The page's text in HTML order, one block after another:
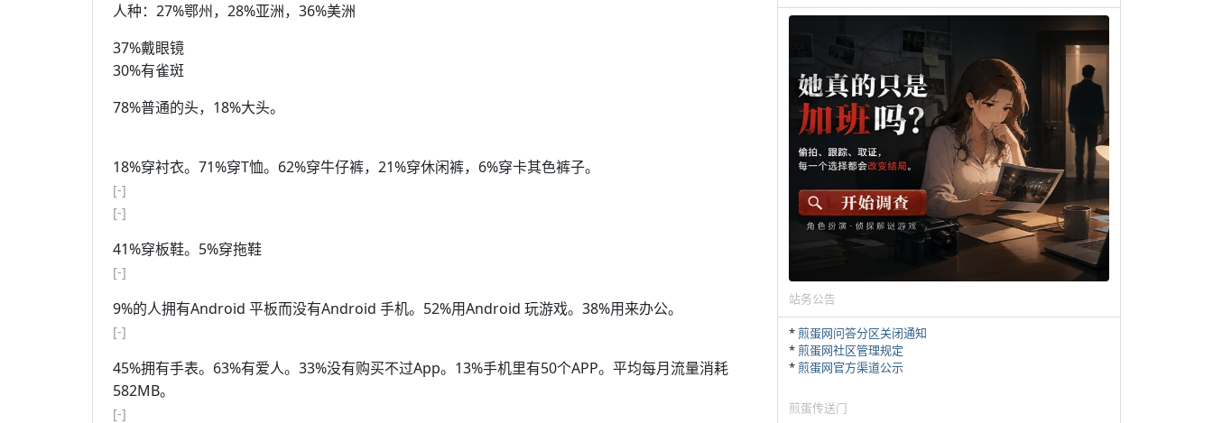
人种：27%鄂州，28%亚洲，36%美洲
37%戴眼镜
30%有雀斑
78%普通的头，18%大头。
18%穿衬衣。71%穿T恤。62%穿牛仔裤，21%穿休闲裤，6%穿卡其色裤子。
[-]
[-]
41%穿板鞋。5%穿拖鞋
[-]
9%的人拥有Android 平板而没有Android 手机。52%用Android 玩游戏。38%用来办公。
[-]
45%拥有手表。63%有爱人。33%没有购买不过App。13%手机里有50个APP。平均每月流量消耗
582MB。
[-]
站务公告
*煎蛋网问答分区关闭通知
*煎蛋网社区管理规定
*煎蛋网官方渠道公示
煎蛋传送门